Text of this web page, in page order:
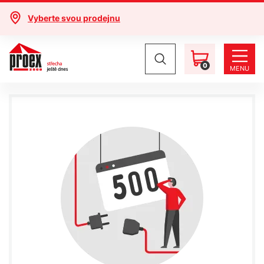
Vyberte svou prodejnu
0 MENU